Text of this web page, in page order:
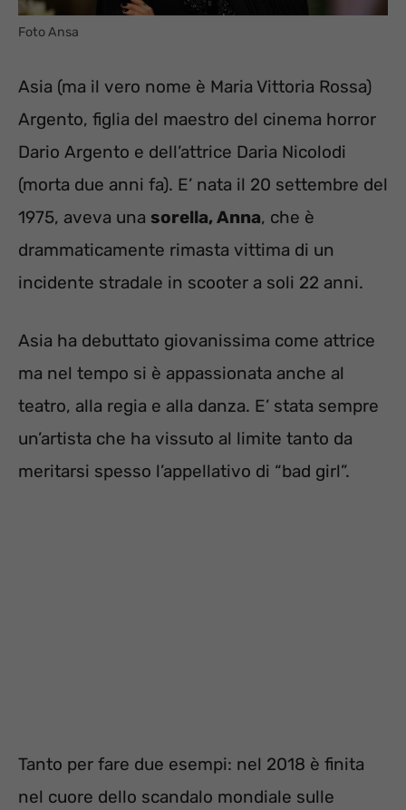
Foto Ansa
Asia (ma il vero nome è Maria Vittoria Rossa)
Argento, figlia del maestro del cinema horror
Dario Argento e dell’attrice Daria Nicolodi
(morta due anni fa). E’ nata il 20 settembre del
1975, aveva una sorella, Anna, che è
drammaticamente rimasta vittima di un
incidente stradale in scooter a soli 22 anni.
Asia ha debuttato giovanissima come attrice
ma nel tempo si è appassionata anche al
teatro, alla regia e alla danza. E’ stata sempre
un’artista che ha vissuto al limite tanto da
meritarsi spesso l’appellativo di “bad girl”.
Tanto per fare due esempi: nel 2018 è finita
nel cuore dello scandalo mondiale sulle